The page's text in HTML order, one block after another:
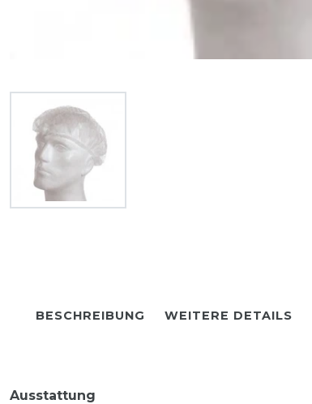
BESCHREIBUNG WEITERE DETAILS
Ausstattung